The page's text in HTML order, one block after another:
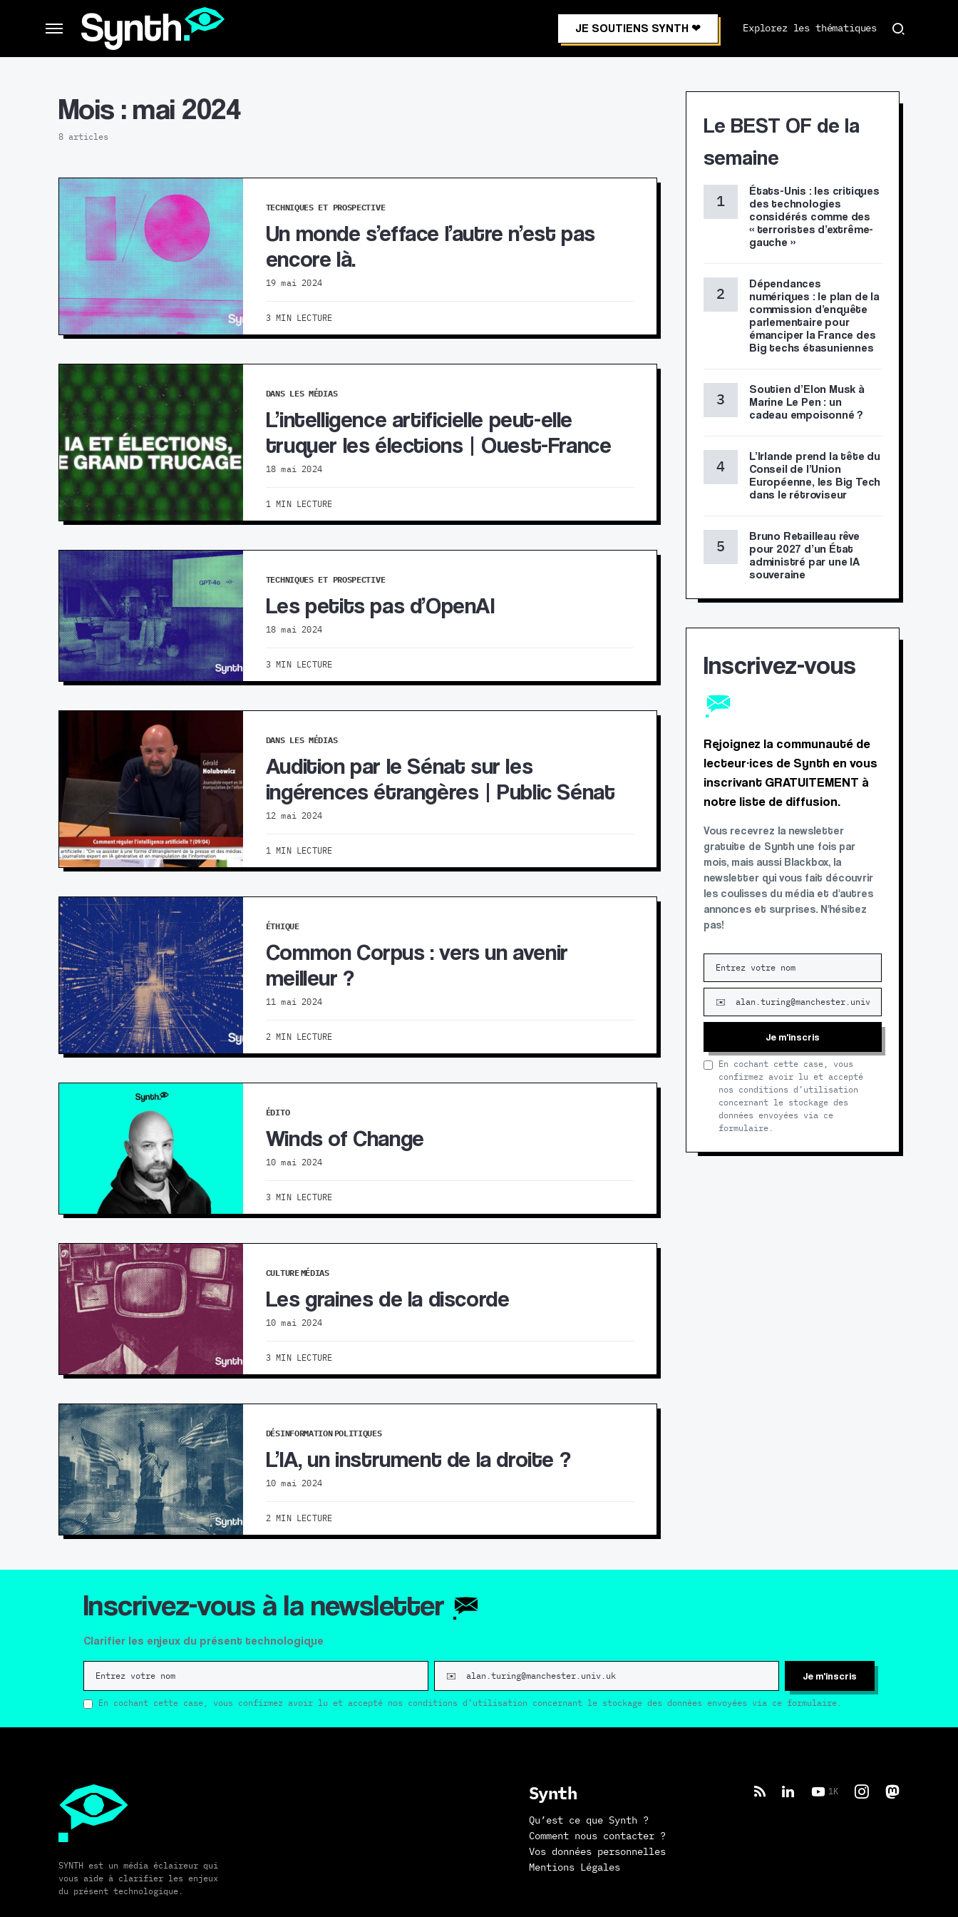
JE SOUTIENS SYNTH ❤︎ Explorez les thématiques
Mois :mai 2024
8 articles
TECHNIQUES ET PROSPECTIVE
Un monde s’efface l’autre n’est pas
encore là.
19 mai 2024
3 MIN LECTURE
DANS LES MÉDIAS
L’intelligence artificielle peut-elle
truquer les élections | Ouest-France
18 mai 2024
1 MIN LECTURE
TECHNIQUES ET PROSPECTIVE
Les petits pas d’OpenAI
18 mai 2024
3 MIN LECTURE
DANS LES MÉDIAS
Audition par le Sénat sur les
ingérences étrangères | Public Sénat
12 mai 2024
1 MIN LECTURE
ÉTHIQUE
Common Corpus : vers un avenir
meilleur ?
11 mai 2024
2 MIN LECTURE
ÉDITO
Winds of Change
10 mai 2024
3 MIN LECTURE
CULTUREMÉDIAS
Les graines de la discorde
10 mai 2024
3 MIN LECTURE
DÉSINFORMATION POLITIQUES
L’IA, un instrument de la droite ?
10 mai 2024
2 MIN LECTURE
Le BEST OF de la
semaine
États-Unis : les critiques
des technologies
considérés comme des
« terroristes d’extrême-
gauche »
Dépendances
numériques : le plan de la
commission d’enquête
parlementaire pour
émanciper la France des
Big techs étasuniennes
Soutien d’Elon Musk à
Marine Le Pen : un
cadeau empoisonné ?
L’Irlande prend la tête du
Conseil de l’Union
Européenne, les Big Tech
dans le rétroviseur
Bruno Retailleau rêve
pour 2027 d’un État
administré par une IA
souveraine
Inscrivez-vous
Rejoignez la communauté de
lecteur·ices de Synth en vous
inscrivant GRATUITEMENT à
notre liste de diffusion.
Vous recevrez la newsletter
gratuite de Synth une fois par
mois, mais aussi Blackbox, la
newsletter qui vous fait découvrir
les coulisses du média et d'autres
annonces et surprises. N'hésitez
pas!
Je m'inscris
En cochant cette case, vous
confirmez avoir lu et accepté
nos conditions d’utilisation
concernant le stockage des
données envoyées via ce
formulaire.
Inscrivez-vous à la newsletter
Clarifier les enjeux du présent technologique
Je m'inscris
En cochant cette case, vous confirmez avoir lu et accepté nos conditions d’utilisation concernant le stockage des données envoyées via ce formulaire.
SYNTH est un média éclaireur qui
vous aide à clarifier les enjeux
du présent technologique.
Synth
Qu’est ce que Synth ?
Comment nous contacter ?
Vos données personnelles
Mentions Légales
1K